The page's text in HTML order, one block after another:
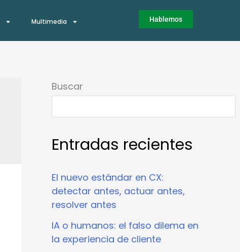
Multimedia Hablemos
Buscar
Entradas recientes
El nuevo estándar en CX:
detectar antes, actuar antes,
resolver antes
IA o humanos: el falso dilema en
la experiencia de cliente